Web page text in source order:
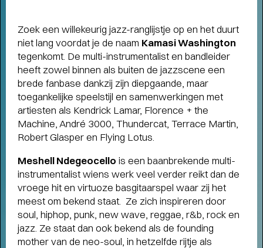
SPOT GRONINGEN:
NIEUWS,INTERVIEWS,
COLUMNS,KORTEEN
LANGE VERHALEN
Zoek een willekeurig jazz-ranglijstje op en het duurt
niet lang voordat je de naam Kamasi Washington
tegenkomt. De multi-instrumentalist en bandleider
heeft zowel binnen als buiten de jazzscene een
brede fanbase dankzij zijn diepgaande, maar
toegankelijke speelstijl en samenwerkingen met
artiesten als Kendrick Lamar, Florence + the
Machine, André 3000, Thundercat, Terrace Martin,
Robert Glasper en Flying Lotus.
Meshell Ndegeocello is een baanbrekende multi-
instrumentalist wiens werk veel verder reikt dan de
vroege hit en virtuoze basgitaarspel waar zij het
meest om bekend staat. Ze zich inspireren door
soul, hiphop, punk, new wave, reggae, r&b, rock en
jazz. Ze staat dan ook bekend als de founding
mother van de neo-soul, in hetzelfde rijtje als